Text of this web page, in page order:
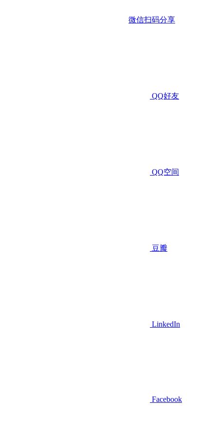
微信扫码分享
QQ好友
QQ空间
豆瓣
LinkedIn
Facebook